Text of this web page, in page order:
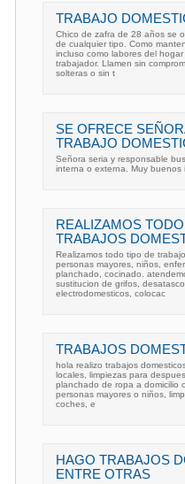
TRABAJO
Chico de zafra de 28 años se
de cualquier tipo. Como
incluso como labores del
trabajador. Llamen sin
solteras o sin t
SE OFRECE
TRABAJO
Señora seria y responsable
interna o externa. Muy buenos
REALIZAMOS
TRABAJOS
Realizamos todo tipo de
personas mayores, niños,
planchado, cocinado.
sustitucion de grifos,
electrodomesticos, colocac
TRABAJOS
hola realizo trabajos
locales, limpiezas para
planchado de ropa a domicilio
personas mayores o niños,
coches, e
HAGO TRABAJOS
ENTRE OTRAS